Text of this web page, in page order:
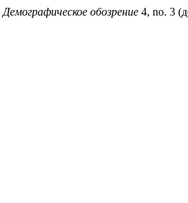
Демографическое обозрение 4, no. 3